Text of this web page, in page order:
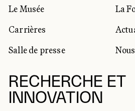
Le Musée
La
Carrières
Salle de presse
RECHERCHE ET
INNOVATION